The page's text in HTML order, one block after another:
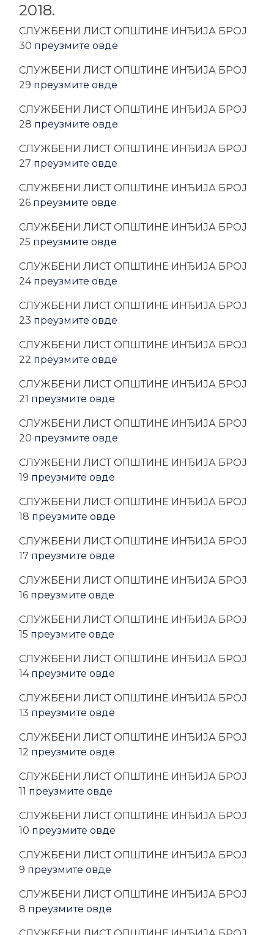
2018.
CЛУЖБЕНИ ЛИСТ ОПШТИНЕ ИНЂИЈА БРОЈ
30 преузмите овде
CЛУЖБЕНИ ЛИСТ ОПШТИНЕ ИНЂИЈА БРОЈ
29 преузмите овде
CЛУЖБЕНИ ЛИСТ ОПШТИНЕ ИНЂИЈА БРОЈ
28 преузмите овде
CЛУЖБЕНИ ЛИСТ ОПШТИНЕ ИНЂИЈА БРОЈ
27 преузмите овде
CЛУЖБЕНИ ЛИСТ ОПШТИНЕ ИНЂИЈА БРОЈ
26 преузмите овде
CЛУЖБЕНИ ЛИСТ ОПШТИНЕ ИНЂИЈА БРОЈ
25 преузмите овде
CЛУЖБЕНИ ЛИСТ ОПШТИНЕ ИНЂИЈА БРОЈ
24 преузмите овде
CЛУЖБЕНИ ЛИСТ ОПШТИНЕ ИНЂИЈА БРОЈ
23 преузмите овде
CЛУЖБЕНИ ЛИСТ ОПШТИНЕ ИНЂИЈА БРОЈ
22 преузмите овде
CЛУЖБЕНИ ЛИСТ ОПШТИНЕ ИНЂИЈА БРОЈ
21 преузмите овде
CЛУЖБЕНИ ЛИСТ ОПШТИНЕ ИНЂИЈА БРОЈ
20 преузмите овде
CЛУЖБЕНИ ЛИСТ ОПШТИНЕ ИНЂИЈА БРОЈ
19 преузмите овде
CЛУЖБЕНИ ЛИСТ ОПШТИНЕ ИНЂИЈА БРОЈ
18 преузмите овде
CЛУЖБЕНИ ЛИСТ ОПШТИНЕ ИНЂИЈА БРОЈ
17 преузмите овде
CЛУЖБЕНИ ЛИСТ ОПШТИНЕ ИНЂИЈА БРОЈ
16 преузмите овде
CЛУЖБЕНИ ЛИСТ ОПШТИНЕ ИНЂИЈА БРОЈ
15 преузмите овде
CЛУЖБЕНИ ЛИСТ ОПШТИНЕ ИНЂИЈА БРОЈ
14 преузмите овде
CЛУЖБЕНИ ЛИСТ ОПШТИНЕ ИНЂИЈА БРОЈ
13 преузмите овде
CЛУЖБЕНИ ЛИСТ ОПШТИНЕ ИНЂИЈА БРОЈ
12 преузмите овде
CЛУЖБЕНИ ЛИСТ ОПШТИНЕ ИНЂИЈА БРОЈ
11 преузмите овде
CЛУЖБЕНИ ЛИСТ ОПШТИНЕ ИНЂИЈА БРОЈ
10 преузмите овде
CЛУЖБЕНИ ЛИСТ ОПШТИНЕ ИНЂИЈА БРОЈ
9 преузмите овде
CЛУЖБЕНИ ЛИСТ ОПШТИНЕ ИНЂИЈА БРОЈ
8 преузмите овде